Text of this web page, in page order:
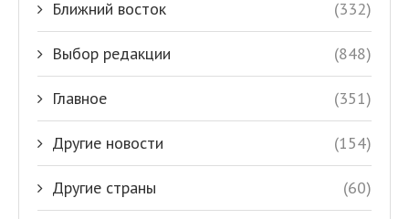
Ближний восток (332)
Выбор редакции (848)
Главное (351)
Другие новости (154)
Другие страны (60)